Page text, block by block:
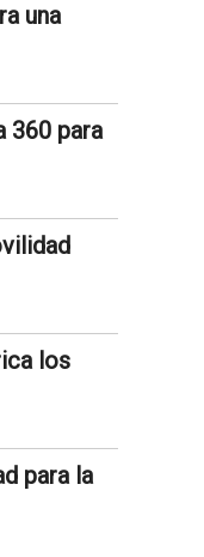
una
360 para
los
para la